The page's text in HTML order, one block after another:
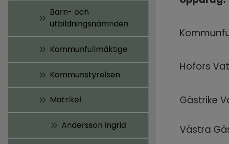
Barn- och
utbildningsnämnden
Kommunfullmäktige
Kommunstyrelsen
Matrikel
Andersson Ingrid
Hofors
Gästrike
Västra